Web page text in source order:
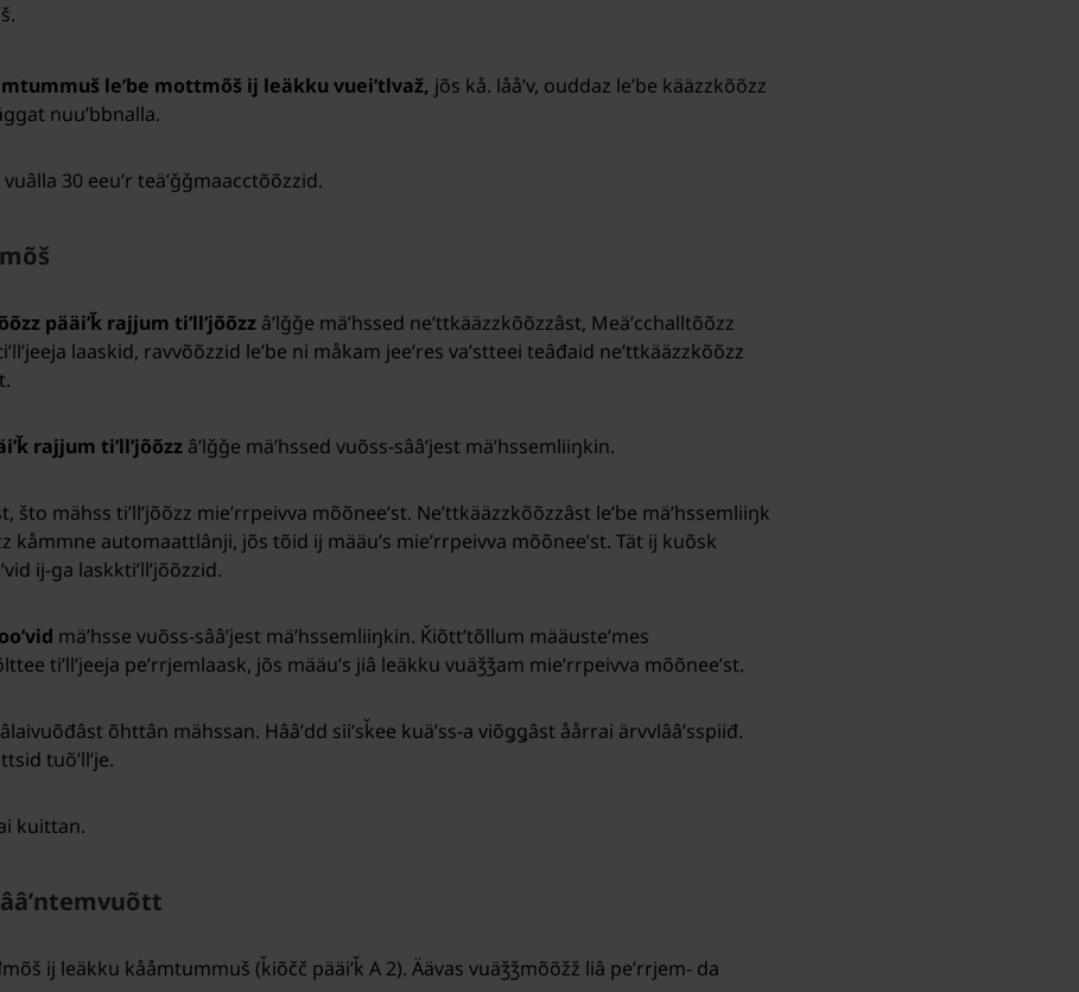
leʹbe mottmõš ij leäkku vueiʹtlvaž, jõs kå. lååʹv, ouddaz leʹbe kääzzkõõzz
nuuʹbbnalla.
30 eeuʹr teäʹǧǧmaacctõõzzid.
pääiʹǩ rajjum tiʹllʼjõõzz âʹlǧǧe mäʹhssed neʹttkääzzkõõzzâst, Meäʹcchalltõõzz
laaskid, ravvõõzzid leʹbe ni måkam jeeʹres vaʹstteei teâđaid neʹttkääzzkõõzz
rajjum tiʹllʼjõõzz âʹlǧǧe mäʹhssed vuõss-sââʹjest mäʹhssemliiŋkin.
što mähss tiʹllʼjõõzz mieʹrrpeivva mõõneeʹst. Neʹttkääzzkõõzzâst leʹbe mäʹhssemliiŋk
kåmmne automaattlânji, jõs tõid ij määuʹs mieʹrrpeivva mõõneeʹst. Tät ij kuõsk
ij-ga laskktiʹllʼjõõzzid.
mäʹhsse vuõss-sââʹjest mäʹhssemliiŋkin. Ǩiõttʼtõllum määusteʹmes
tiʹllʼjeeja peʹrrjemlaask, jõs määuʹs jiâ leäkku vuäǯǯam mieʹrrpeivva mõõneeʹst.
õhttân mähssan. Hââʹdd siiʹsǩee kuäʹss-a viõǥǥâst åårrai ärvvlââʹsspiiđ.
tuõʹllʼje.
kuittan.
ij leäkku kååmtummuš (ǩiõčč pääiʹǩ A 2). Äävas vuäǯǯmõõžž liâ peʹrrjem- da